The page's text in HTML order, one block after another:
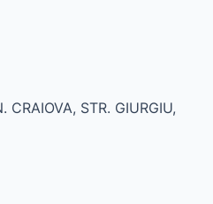
STR. GIURGIU,